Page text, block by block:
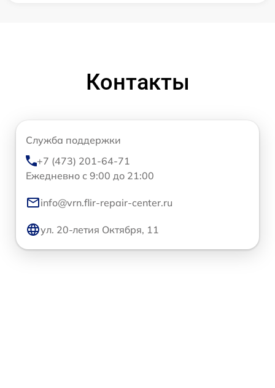
Контакты
Служба поддержки
+7 (473) 201-64-71
Ежедневно с 9:00 до 21:00
info@vrn.flir-repair-center.ru
ул. 20-летия Октября, 11